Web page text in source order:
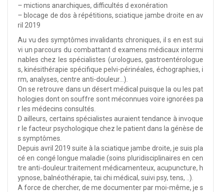
– mictions anarchiques, difficultés d exonération
– blocage de dos à répétitions, sciatique jambe droite en av
ril 2019
Au vu des symptômes invalidants chroniques, il s en est sui
vi un parcours du combattant d examens médicaux intermi
nables chez les spécialistes (urologues, gastroentérologue
s, kinésithérapie spécifique pelvi-périnéales, échographies, i
rm, analyses, centre anti-douleur…).
On se retrouve dans un désert médical puisque la ou les pat
hologies dont on souffre sont méconnues voire ignorées pa
r les médecins consultés.
D ailleurs, certains spécialistes auraient tendance à invoque
r le facteur psychologique chez le patient dans la génèse de
s symptômes.
Depuis avril 2019 suite à la sciatique jambe droite, je suis pla
cé en congé longue maladie (soins pluridisciplinaires en cen
tre anti-douleur:traitement médicamenteux, acupuncture, h
ypnose, balnéothérapie, tai chi médical, suivi psy, tens, ..).
A force de chercher, de me documenter par moi-même, je s